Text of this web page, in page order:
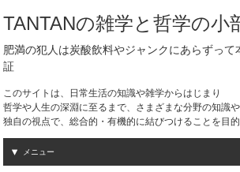
TANTANの雑学と哲学の小
肥満の犯人は炭酸飲料やジャンクにあらずっ
証
このサイトは、日常生活の知識や雑学からはじまり
哲学や人生の深淵に至るまで、さまざまな分野の知識
独自の視点で、総合的・有機的に結びつけることを目
メニュー